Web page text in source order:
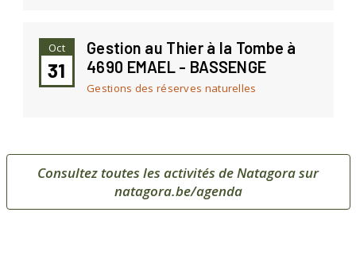
Consultez toutes les activités de Natagora sur
natagora.be/agenda